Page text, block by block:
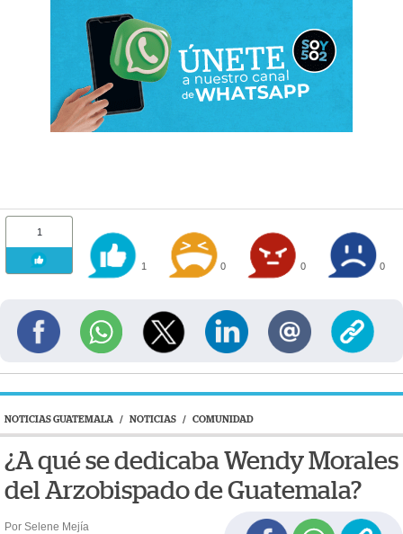
1
1 0 0 0
NOTICIAS GUATEMALA / NOTICIAS / COMUNIDAD
¿A qué se dedicaba Wendy Morales
del Arzobispado de Guatemala?
Por Selene Mejía